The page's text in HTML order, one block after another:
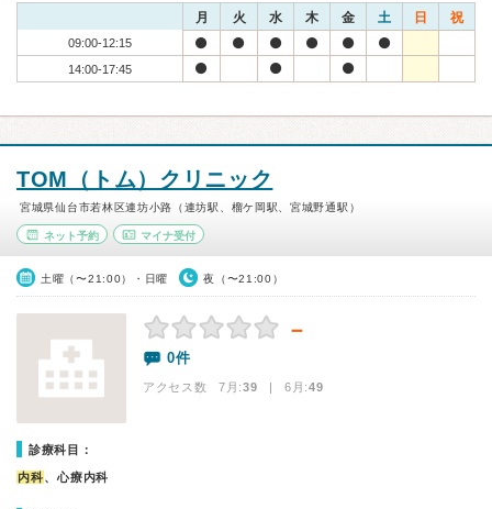
月 火 水 木 金 土 日 祝
09:00-12:15
14:00-17:45
TOM（トム）クリニック
宮城県仙台市若林区連坊小路（連坊駅、榴ケ岡駅、宮城野通駅）
ネット予約 マイナ受付
土曜（〜21:00）・日曜 夜（〜21:00）
－
0件
アクセス数 7月:39 | 6月:49
診療科目：
内科、心療内科